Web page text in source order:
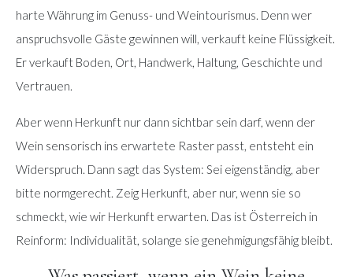
harte Währung im Genuss- und Weintourismus. Denn wer
anspruchsvolle Gäste gewinnen will, verkauft keine Flüssigkeit.
Er verkauft Boden, Ort, Handwerk, Haltung, Geschichte und
Vertrauen.
Aber wenn Herkunft nur dann sichtbar sein darf, wenn der
Wein sensorisch ins erwartete Raster passt, entsteht ein
Widerspruch. Dann sagt das System: Sei eigenständig, aber
bitte normgerecht. Zeig Herkunft, aber nur, wenn sie so
schmeckt, wie wir Herkunft erwarten. Das ist Österreich in
Reinform: Individualität, solange sie genehmigungsfähig bleibt.